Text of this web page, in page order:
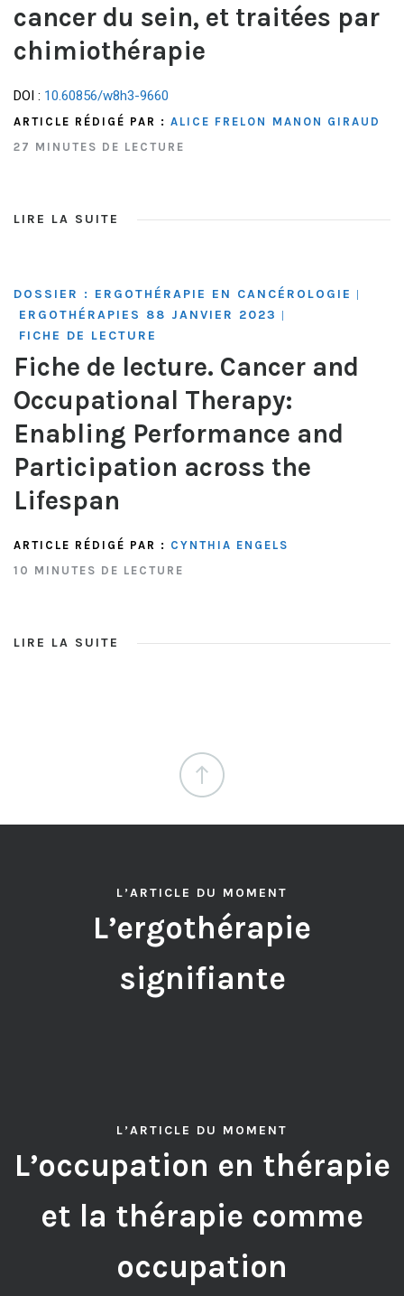
cancer du sein, et traitées par
chimiothérapie
DOI : 10.60856/w8h3-9660
ARTICLE RÉDIGÉ PAR : ALICE FRELON
MANON GIRAUD
27 MINUTES DE LECTURE
LIRE LA SUITE
DOSSIER : ERGOTHÉRAPIE EN CANCÉROLOGIE
ERGOTHÉRAPIES 88 JANVIER 2023
FICHE DE LECTURE
Fiche de lecture. Cancer and
Occupational Therapy:
Enabling Performance and
Participation across the
Lifespan
ARTICLE RÉDIGÉ PAR : CYNTHIA ENGELS
10 MINUTES DE LECTURE
LIRE LA SUITE
L’ARTICLE DU MOMENT
L’ergothérapie
signifiante
L’ARTICLE DU MOMENT
L’occupation en thérapie
et la thérapie comme
occupation